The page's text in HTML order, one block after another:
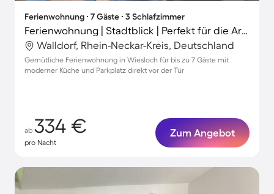
Ferienwohnung ∙ 7 Gäste ∙ 3 Schlafzimmer
Ferienwohnung | Stadtblick | Perfekt für die Arbeit von Zuhause
Walldorf, Rhein-Neckar-Kreis, Deutschland
Gemütliche Ferienwohnung in Wiesloch für bis zu 7 Gäste mit
moderner Küche und Parkplatz direkt vor der Tür
ab 334 €
pro Nacht
Zum Angebot